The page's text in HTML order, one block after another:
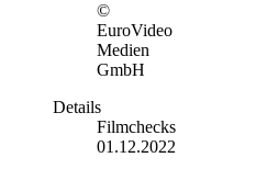
©
EuroVideo
Medien
GmbH
Details
Filmchecks
01.12.2022